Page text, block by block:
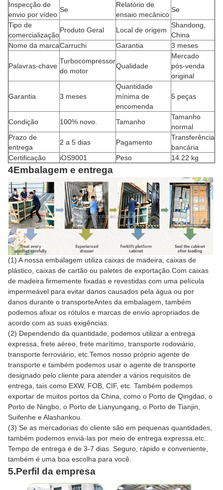
Inspecção de
envio por vídeo
Se
Relatório de
ensaio mecânico
Se
Tipo de
comercialização
Produto Geral Local de origem
Shandong,
China
Nome da marcaCarruchi Garantia 3 meses
Palavras-chave
Turbocompressor
do motor
Qualidade
Mercado
pós-venda
original
Garantia 3 meses
Quantidade
mínima de
encomenda
5 peças
Condição 100% novo. Tamanho
Tamanho
normal
Prazo de
entrega
2 a 5 dias Pagamento
Transferência
bancária
Certificação
iOS9001 Peso 14.22 kg
4Embalagem e entrega
(1) A nossa embalagem utiliza caixas de madeira, caixas de
plástico, caixas de cartão ou paletes de exportação.Com caixas
de madeira firmemente fixadas e revestidas com uma película
impermeável para evitar danos causados pela água ou por
danos durante o transporteAntes da embalagem, também
podemos afixar os rótulos e marcas de envio apropriados de
acordo com as suas exigências.
(2) Dependendo da quantidade, podemos utilizar a entrega
expressa, frete aéreo, frete marítimo, transporte rodoviário,
transporte ferroviário, etc.Temos nosso próprio agente de
transporte e também podemos usar o agente de transporte
designado pelo cliente para atender a vários requisitos de
entrega, tais como EXW, FOB, CIF, etc. Também podemos
exportar de muitos portos da China, como o Porto de Qingdao, o
Porto de Ningbo, o Porto de Lianyungang, o Porto de Tianjin,
Suifenhe e Alashankou.
(3) Se as mercadorias do cliente são em pequenas quantidades,
também podemos enviá-las por meio de entrega expressa.etc..
Tempo de entrega é de 3-7 dias. Seguro, rápido e conveniente,
também é uma boa escolha para você.
5.Perfil da empresa